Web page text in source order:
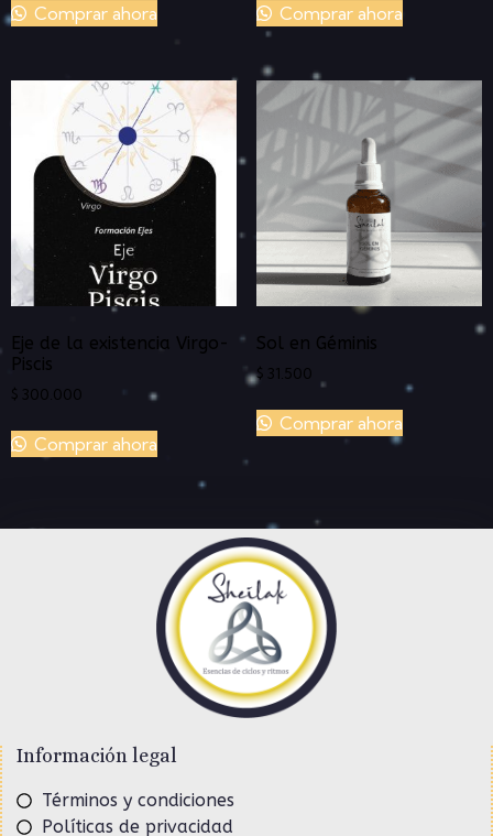
Comprar ahora Comprar ahora
Eje de la existencia Virgo-
Piscis
$ 300.000
Comprar ahora
Sol en Géminis
$ 31.500
Comprar ahora
Información legal
Términos y condiciones
Políticas de privacidad